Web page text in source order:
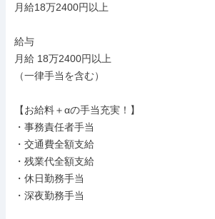
月給18万2400円以上
給与
月給 18万2400円以上
（一律手当を含む）
【お給料＋αの手当充実！】
・事務責任者手当
・交通費全額支給
・残業代全額支給
・休日勤務手当
・深夜勤務手当